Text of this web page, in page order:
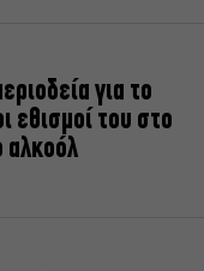
για το
εθισμοί του στο
αλκοόλ